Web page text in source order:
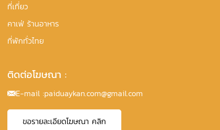
ที่เที่ยว
คาเฟ่ ร้านอาหาร
ที่พักทั่วไทย
ติดต่อโฆษณา :
E-mail :paiduaykan.com@gmail.com
ขอรายละเอียดโฆษณา คลิก